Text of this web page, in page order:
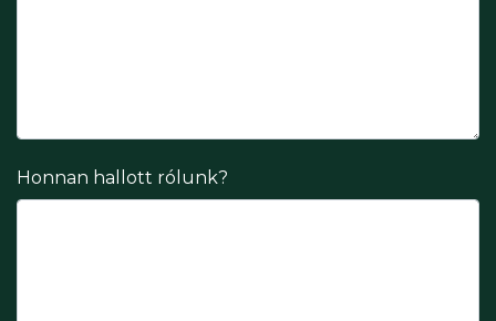
Honnan hallott rólunk?